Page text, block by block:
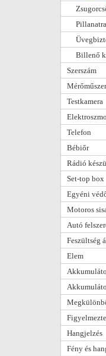
Billenő
Szerszám
Mérőműszer
Testkamera
Telefon
Bébiőr
Rádió
Set-top box
Egyéni
Motoros
Autó
Feszültség
Elem
Hangjelzés
Fény és